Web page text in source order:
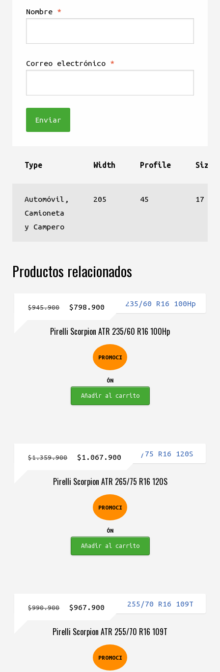
Nombre *
Correo electrónico *
Type Width Profile Size
Automóvil,
Camioneta
y Campero
205 45 17
Productos relacionados
Pirelli Scorpion ATR 235/60 R16 100Hp
PROMOCI
ÓN
$945.900
El
original
$945.900.
$798.900
actual
es:
$798.900.
Añadir al carrito
Pirelli Scorpion ATR 265/75 R16 120S
PROMOCI
ÓN
$1.359.900
El
original
$1.359.900.
$1.067.900
actual
es:
$1.067.900.
Añadir al carrito
Pirelli Scorpion ATR 255/70 R16 109T
PROMOCI
$990.900
El
original
$990.900.
$967.900
actual
es:
$967.900.